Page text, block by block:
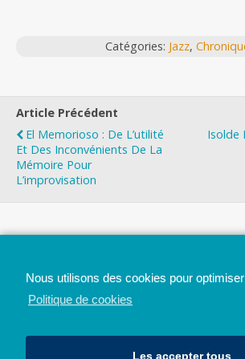
Catégories: Jazz,
Article Précédent
El Memorioso : De L’utilité
Et Des Inconvénients De La
Mémoire Pour
L’improvisation
Isolde
Nous utilisons des cookies pour
Politique de cookies
Les accepter tous